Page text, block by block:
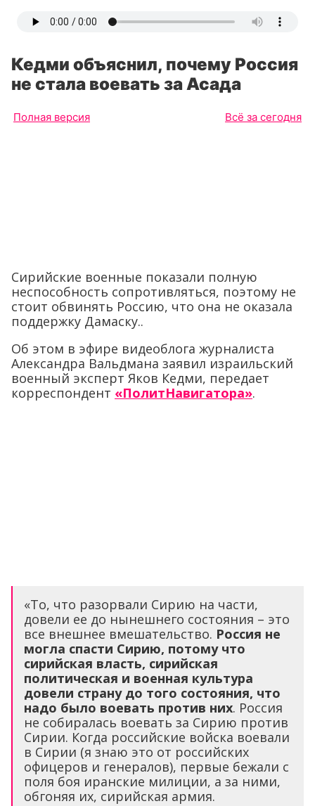
Кедми объяснил, почему Россия
не стала воевать за Асада
Полная версия Всё за сегодня
Сирийские военные показали полную
неспособность сопротивляться, поэтому не
стоит обвинять Россию, что она не оказала
поддержку Дамаску..
Об этом в эфире видеоблога журналиста
Александра Вальдмана заявил израильский
военный эксперт Яков Кедми, передает
корреспондент «ПолитНавигатора».
«То, что разорвали Сирию на части,
довели ее до нынешнего состояния – это
все внешнее вмешательство. Россия не
могла спасти Сирию, потому что
сирийская власть, сирийская
политическая и военная культура
довели страну до того состояния, что
надо было воевать против них. Россия
не собиралась воевать за Сирию против
Сирии. Когда российские войска воевали
в Сирии (я знаю это от российских
офицеров и генералов), первые бежали с
поля боя иранские милиции, а за ними,
обгоняя их, сирийская армия.